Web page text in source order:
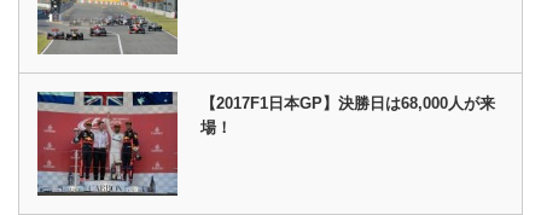
【2017F1日本GP】決勝日は68,000人が来
場！